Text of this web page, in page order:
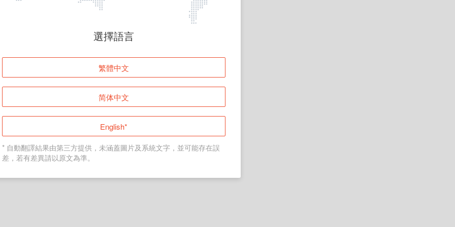
頁面無法顯示
登入
返回首頁
選擇語言
繁體中文
简体中文
English*
* 自動翻譯結果由第三方提供，未涵蓋圖片及系統文字，並可能存在誤
差，若有差異請以原文為準。